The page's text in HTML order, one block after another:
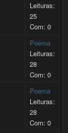
Leituras:
25
Com: 0
Poema
Leituras:
28
Com: 0
Poema
Leituras:
28
Com: 0